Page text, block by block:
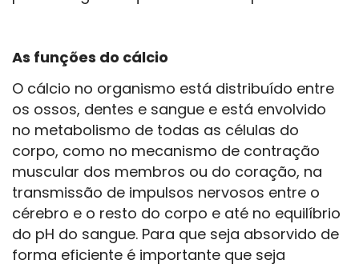
As funções do cálcio
O cálcio no organismo está distribuído entre
os ossos, dentes e sangue e está envolvido
no metabolismo de todas as células do
corpo, como no mecanismo de contração
muscular dos membros ou do coração, na
transmissão de impulsos nervosos entre o
cérebro e o resto do corpo e até no equilíbrio
do pH do sangue. Para que seja absorvido de
forma eficiente é importante que seja